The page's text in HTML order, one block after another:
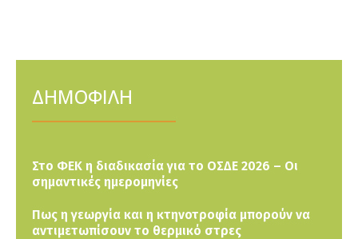
ΔΗΜΟΦΙΛΗ
Στο ΦΕΚ η διαδικασία για το ΟΣΔΕ 2026 – Οι
σημαντικές ημερομηνίες
Πως η γεωργία και η κτηνοτροφία μπορούν να
αντιμετωπίσουν το θερμικό στρες